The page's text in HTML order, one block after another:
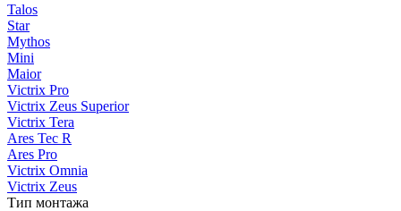
Talos
Star
Mythos
Mini
Maior
Victrix Pro
Victrix Zeus Superior
Victrix Tera
Ares Tec R
Ares Pro
Victrix Omnia
Victrix Zeus
Тип монтажа